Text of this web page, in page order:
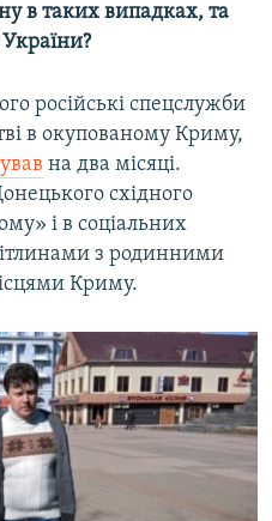
в таких випадках, та
російські спецслужби
в окупованому Криму,
на два місяці.
східного
і в соціальних
з родинними
Криму.